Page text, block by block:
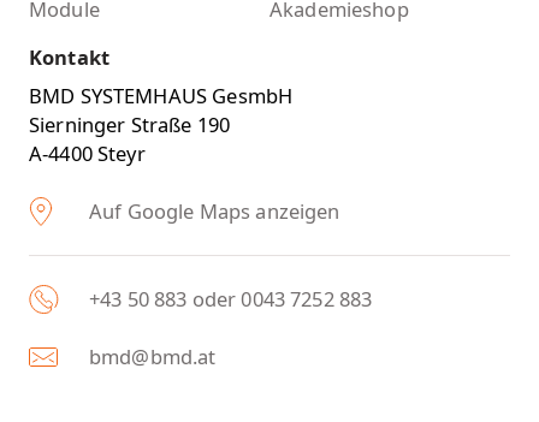
Module
Akademieshop
Kontakt
BMD SYSTEMHAUS GesmbH
Sierninger Straße 190
A-4400 Steyr
Auf Google Maps anzeigen
+43 50 883 oder 0043 7252 883
bmd@bmd.at